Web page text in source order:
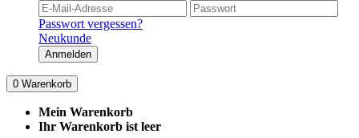
Passwort vergessen?
Neukunde
Anmelden
0 Warenkorb
Mein Warenkorb
Ihr Warenkorb ist leer